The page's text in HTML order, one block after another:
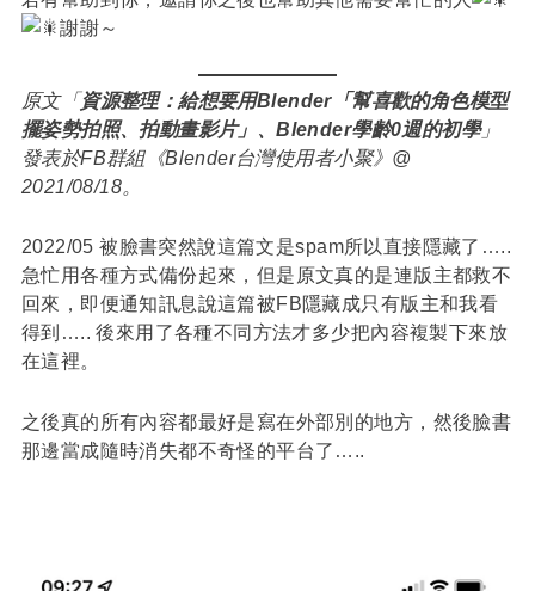
謝謝～
原文「資源整理：給想要用Blender「幫喜歡的角色模型
擺姿勢拍照、拍動畫影片」、Blender學齡0週的初學」
發表於FB群組《Blender台灣使用者小聚》@
2021/08/18。
2022/05 被臉書突然說這篇文是spam所以直接隱藏了…..
急忙用各種方式備份起來，但是原文真的是連版主都救不
回來，即便通知訊息說這篇被FB隱藏成只有版主和我看
得到….. 後來用了各種不同方法才多少把內容複製下來放
在這裡。
之後真的所有內容都最好是寫在外部別的地方，然後臉書
那邊當成隨時消失都不奇怪的平台了…..